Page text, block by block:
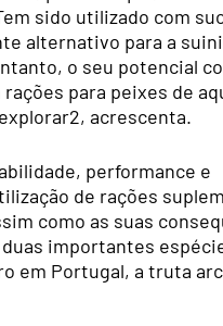
sido utilizado com
alternativo para a
o seu potencial
para peixes de
acrescenta.
performance e
de rações
como as suas
importantes
em Portugal, a truta